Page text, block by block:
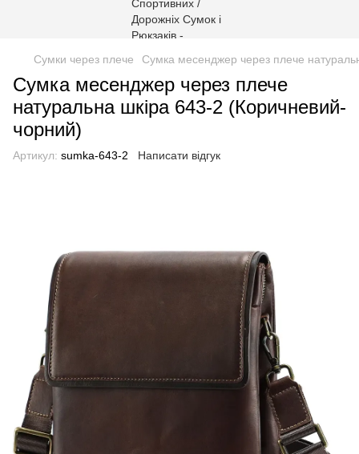
Сумки через плече Сумка месенджер через плече
Сумка месенджер через плече
натуральна шкіра 643-2 (Коричневий-
чорний)
Артикул: sumka-643-2 Написати відгук